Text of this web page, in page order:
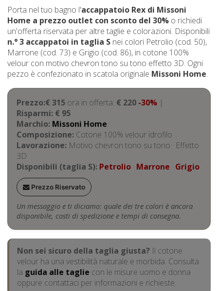
Porta nel tuo bagno l'accappatoio Rex di Missoni
Home a prezzo outlet con sconto del 30% o richiedi
un'offerta riservata per altre taglie e colorazioni. Disponibili
n.° 3 accappatoi in taglia S nei colori Petrolio (cod. 50),
Marrone (cod. 73) e Grigio (cod. 86), in cotone 100%
velour con motivo chevron tono su tono effetto 3D. Ogni
pezzo è confezionato in scatola originale Missoni Home.
Prezzo:€ 315 ora in offerta: € 220 -30% |
Risparmi: € 95
Marchio: Missoni Home
Composizione: Cotone 100% velour idrofilo
Lavorazione: Motivo chevron tono su tono · Effetto
3D
Disponibili (taglia S): Petrolio · Marrone · Grigio
Prezzo Riservato
Un messaggio e ti diciamo: quale dei tre colori è ancora
disponibile, costi di spedizione e tempi di consegna.
Non sei sicuro della taglia giusta? Il cotone
velour ha una vestibilità naturale e morbida. Consulta
la guida alle taglie con le misure uomo e donna
oppure contattaci per informazioni e richieste.